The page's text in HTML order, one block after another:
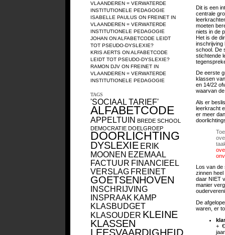
VLAANDEREN = VERWATERDE
INSTITUTIONELE PEDAGOGIE
ISABELLE PAULUS ON FREINET IN
VLAANDEREN = VERWATERDE
INSTITUTIONELE PEDAGOGIE
JOHAN ONALFABETCODE LEIDT
TOT PSEUDO-DYSLEXIE?
KRIS AERTS ONALFABETCODE
LEIDT TOT PSEUDO-DYSLEXIE?
RAMON DJV ON FREINET IN
VLAANDEREN = VERWATERDE
INSTITUTIONELE PEDAGOGIE
TAGS
'SOCIAAL TARIEF'
ALFABETCODE
APPELTUIN BREDE SCHOOL
DEMOCRATIE DOELGROEP
DOORLICHTING
DYSLEXIE ERIK
MOONEN EZEMAAL
FACTUUR FINANCIEEL
VERSLAG FREINET
GOETSENHOVEN
INSCHRIJVING
INSPRAAK KAMP
KLASBUDGET
KLASOUDER KLEINE
KLASSEN
LEESVAARDIGHEID
Dit is een
centrale
moeten
niets in de
Het is de
inschrijving
school. De
stichtende
De eerste
klassen
en 14/22
waarvan
Als er
leerkracht
er meer
Los van
zinnen
daar NIET
manier
De
waren, er
+